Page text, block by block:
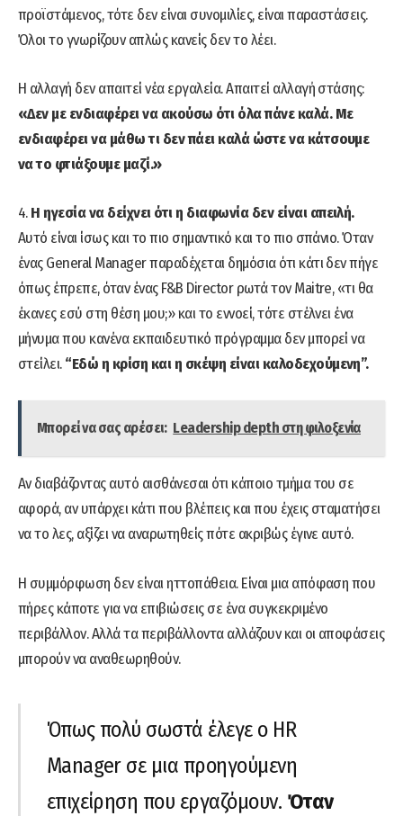
προϊστάμενος, τότε δεν είναι συνομιλίες, είναι παραστάσεις.
Όλοι το γνωρίζουν απλώς κανείς δεν το λέει.
Η αλλαγή δεν απαιτεί νέα εργαλεία. Απαιτεί αλλαγή στάσης:
«Δεν με ενδιαφέρει να ακούσω ότι όλα πάνε καλά. Με
ενδιαφέρει να μάθω τι δεν πάει καλά ώστε να κάτσουμε
να το φτιάξουμε μαζί.»
4.Η ηγεσία να δείχνει ότι η διαφωνία δεν είναι απειλή.
Αυτό είναι ίσως και το πιο σημαντικό και το πιο σπάνιο. Όταν
ένας General Manager παραδέχεται δημόσια ότι κάτι δεν πήγε
όπως έπρεπε, όταν ένας F&B Director ρωτά τον Maitre, «τι θα
έκανες εσύ στη θέση μου;» και το εννοεί, τότε στέλνει ένα
μήνυμα που κανένα εκπαιδευτικό πρόγραμμα δεν μπορεί να
στείλει.“Εδώ η κρίση και η σκέψη είναι καλοδεχούμενη”.
Μπορεί να σας αρέσει: Leadership depth στη φιλοξενία
Αν διαβάζοντας αυτό αισθάνεσαι ότι κάποιο τμήμα του σε
αφορά, αν υπάρχει κάτι που βλέπεις και που έχεις σταματήσει
να το λες, αξίζει να αναρωτηθείς πότε ακριβώς έγινε αυτό.
Η συμμόρφωση δεν είναι ηττοπάθεια. Είναι μια απόφαση που
πήρες κάποτε για να επιβιώσεις σε ένα συγκεκριμένο
περιβάλλον. Αλλά τα περιβάλλοντα αλλάζουν και οι αποφάσεις
μπορούν να αναθεωρηθούν.
Όπως πολύ σωστά έλεγε ο HR
Manager σε μια προηγούμενη
επιχείρηση που εργαζόμουν. Όταν